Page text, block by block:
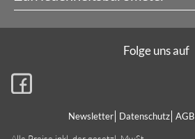
Newsletter Datenschutz AGB
Folge uns auf